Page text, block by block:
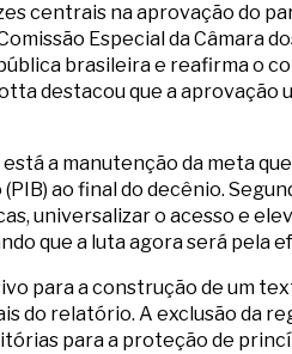
centrais na aprovação do
Especial da Câmara
brasileira e reafirma o
destacou que a
a manutenção da meta
ao final do decênio.
universalizar o acesso e
que a luta agora será pela
para a construção de um
do relatório. A exclusão da
para a proteção de